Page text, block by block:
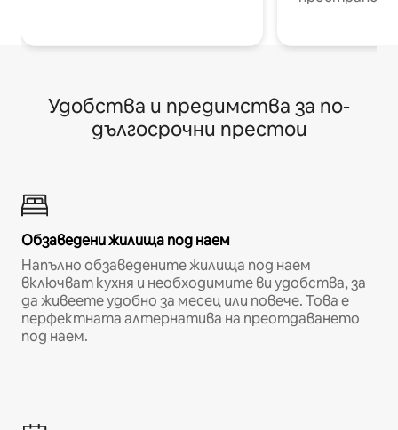
Удобства и предимства за по-
дългосрочни престои
Обзаведени жилища под наем
Напълно обзаведените жилища под наем
включват кухня и необходимите ви удобства, за
да живеете удобно за месец или повече. Това е
перфектната алтернатива на преотдаването
под наем.